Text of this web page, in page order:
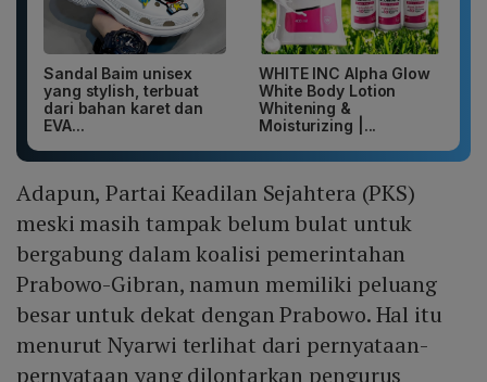
Sandal Baim unisex
yang stylish, terbuat
dari bahan karet dan
EVA...
WHITE INC Alpha Glow
White Body Lotion
Whitening &
Moisturizing |...
Adapun, Partai Keadilan Sejahtera (PKS)
meski masih tampak belum bulat untuk
bergabung dalam koalisi pemerintahan
Prabowo-Gibran, namun memiliki peluang
besar untuk dekat dengan Prabowo. Hal itu
menurut Nyarwi terlihat dari pernyataan-
pernyataan yang dilontarkan pengurus